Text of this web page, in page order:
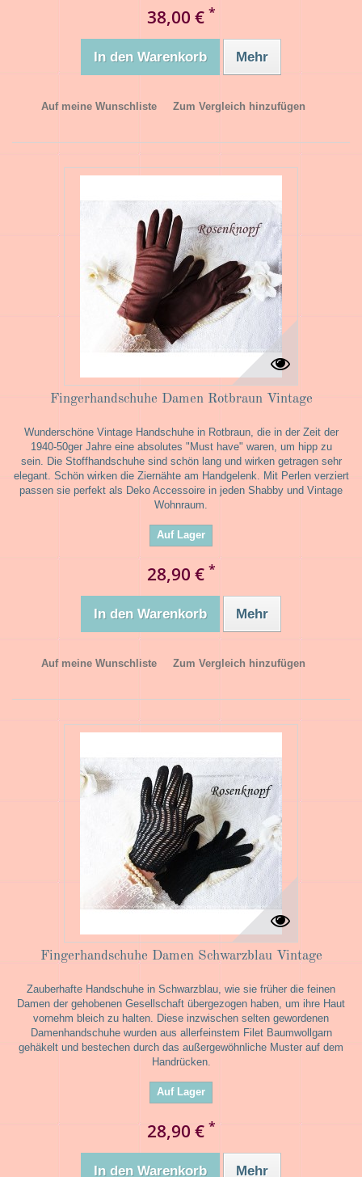
38,00 € *
In den Warenkorb Mehr
Auf meine Wunschliste Zum Vergleich hinzufügen
Fingerhandschuhe Damen Rotbraun Vintage
Wunderschöne Vintage Handschuhe in Rotbraun, die in der Zeit der
1940-50ger Jahre eine absolutes "Must have" waren, um hipp zu
sein. Die Stoffhandschuhe sind schön lang und wirken getragen sehr
elegant. Schön wirken die Ziernähte am Handgelenk. Mit Perlen verziert
passen sie perfekt als Deko Accessoire in jeden Shabby und Vintage
Wohnraum.
Auf Lager
28,90 € *
In den Warenkorb Mehr
Auf meine Wunschliste Zum Vergleich hinzufügen
Fingerhandschuhe Damen Schwarzblau Vintage
Zauberhafte Handschuhe in Schwarzblau, wie sie früher die feinen
Damen der gehobenen Gesellschaft übergezogen haben, um ihre Haut
vornehm bleich zu halten. Diese inzwischen selten gewordenen
Damenhandschuhe wurden aus allerfeinstem Filet Baumwollgarn
gehäkelt und bestechen durch das außergewöhnliche Muster auf dem
Handrücken.
Auf Lager
28,90 € *
In den Warenkorb Mehr